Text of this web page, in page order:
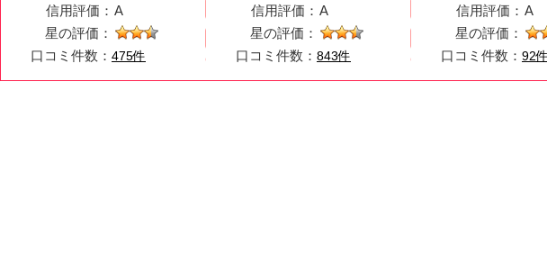
信用評価： A
星の評価：
口コミ件数： 475件
信用評価： A
星の評価：
口コミ件数： 843件
信用評価： A
星の評価：
口コミ件数： 92件